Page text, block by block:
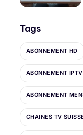
Tags
ABONNEMENT HD
ABONNEMENT
ABONNEMENT
CHAINES TV